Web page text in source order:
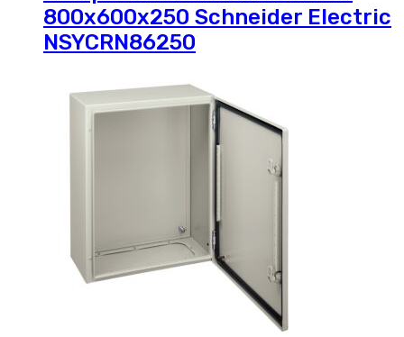
800x600x250 Schneider Electric
NSYCRN86250